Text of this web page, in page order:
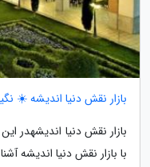
بازار نقش دنیا اندیشه ☀️
بازار نقش دنیا اندیشهدر
با بازار نقش دنیا اندیشه